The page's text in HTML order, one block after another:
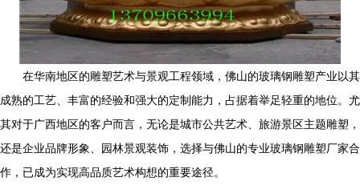
在华南地区的雕塑艺术与景观工程领域，佛山的玻璃钢雕塑产业以其
成熟的工艺、丰富的经验和强大的定制能力，占据着举足轻重的地位。尤
其对于广西地区的客户而言，无论是城市公共艺术、旅游景区主题雕塑，
还是企业品牌形象、园林景观装饰，选择与佛山的专业玻璃钢雕塑厂家合
作，已成为实现高品质艺术构想的重要途径。